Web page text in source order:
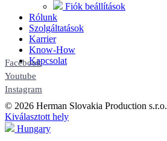
Fiók beállítások
Rólunk
Szolgáltatások
Karrier
Know-How
Kapcsolat
Facebook
Youtube
Instagram
© 2026 Herman Slovakia Production s.r.o.
Kiválasztott hely
Hungary